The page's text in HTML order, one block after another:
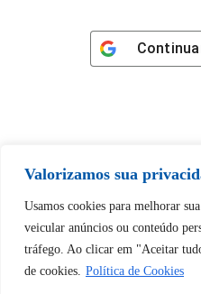
Valorizamos sua
Usamos cookies para melhorar
veicular anúncios ou conteúdo
tráfego. Ao clicar em "Aceitar
de cookies. Política de Cookies
Tem certeza
desbloquear